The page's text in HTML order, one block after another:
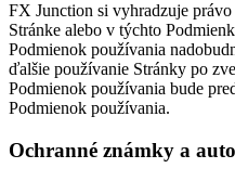
FX Junction si vyhradzuje
Stránke alebo v týchto
Podmienok používania
ďalšie používanie Stránky po
Podmienok používania bude
Podmienok používania.
Ochranné známky a